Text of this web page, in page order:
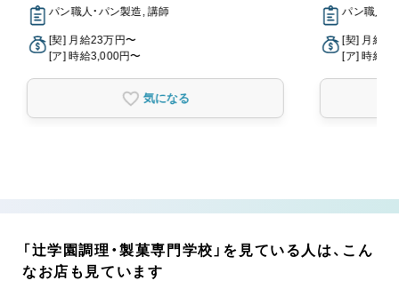
パン職人・パン製造, 講師
[契] 月給23万円〜
[ア] 時給3,000円〜
気になる
パン職人・
[契] 月給
[ア] 時給
「辻学園調理・製菓専門学校」を見ている人は、こん
なお店も見ています